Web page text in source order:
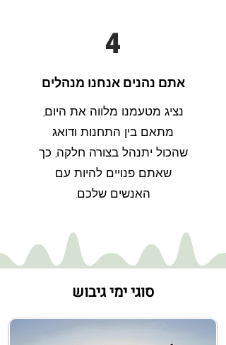
4
אתם נהנים אנחנו מנהלים
נציג מטעמנו מלווה את היום,
מתאם בין התחנות ודואג
שהכול יתנהל בצורה חלקה, כך
שאתם פנויים להיות עם
האנשים שלכם.
סוגי ימי גיבוש